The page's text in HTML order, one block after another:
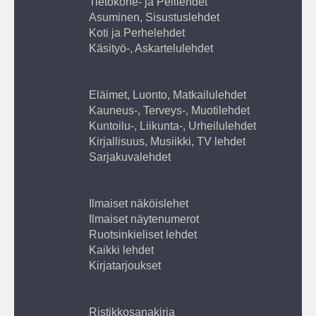
Asuminen, Sisustuslehdet
Koti ja Perhelehdet
Käsityö-, Askartelulehdet
Eläimet, Luonto, Matkailulehdet
Kauneus-, Terveys-, Muotilehdet
Kuntoilu-, Liikunta-, Urheilulehdet
Kirjallisuus, Musiikki, TV lehdet
Sarjakuvalehdet
Ilmaiset näköislehet
Ilmaiset näytenumerot
Ruotsinkieliset lehdet
Kaikki lehdet
Kirjatarjoukset
Ristikkosanakirja